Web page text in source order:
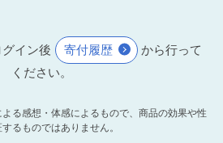
イン後 寄付履歴
から行って
ください。
る感想・体感によるもので、商品の効果や性
るものではありません。